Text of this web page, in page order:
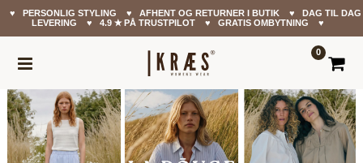
♥ PERSONLIG STYLING ♥ AFHENT OG RETURNER I BUTIK ♥ DAG TIL DAG
LEVERING ♥ 4.9 ✭ PÅ TRUSTPILOT ♥ GRATIS OMBYTNING ♥
0